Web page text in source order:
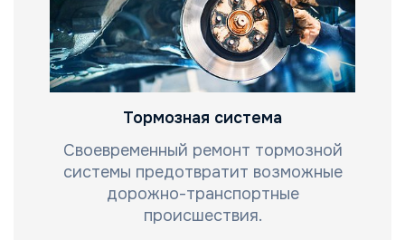
Тормозная система
Своевременный ремонт тормозной
системы предотвратит возможные
дорожно-транспортные
происшествия.